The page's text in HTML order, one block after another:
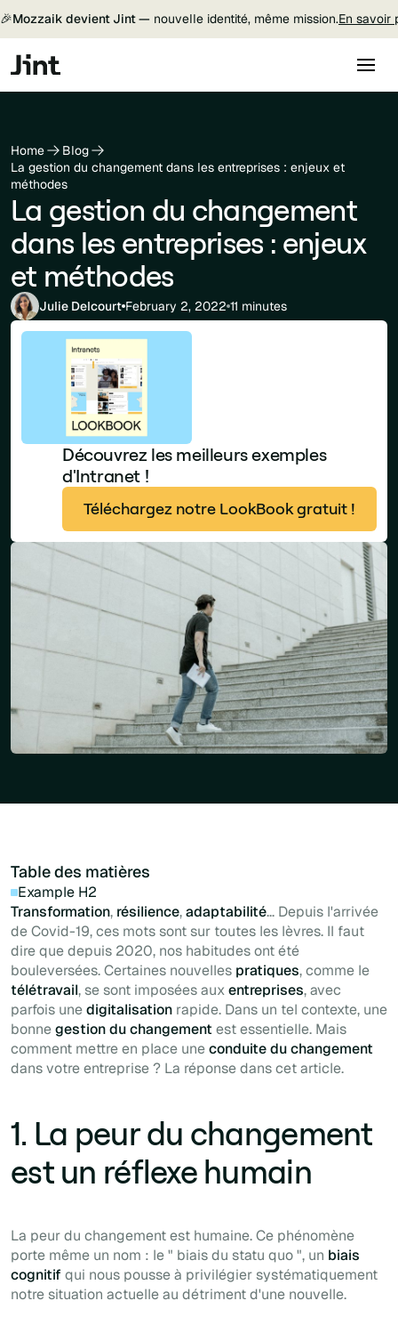
🎉Mozzaik devient Jint — nouvelle identité, même mission.En savoir
Home
Blog
La gestion du changement dans les entreprises : enjeux et
méthodes
La gestion du changement
dans les entreprises : enjeux
et méthodes
Julie Delcourt February 2, 2022 11 minutes
Découvrez les meilleurs exemples
d'Intranet !
Téléchargez notre LookBook gratuit !
Table des matières
Example H2
Transformation, résilience,adaptabilité... Depuis l'arrivée
de Covid-19, ces mots sont sur toutes les lèvres. Il faut
dire que depuis 2020, nos habitudes ont été
bouleversées. Certaines nouvelles pratiques, comme le
télétravail, se sont imposées auxentreprises, avec
parfois unedigitalisation rapide. Dans un tel contexte, une
bonnegestion du changement est essentielle. Mais
comment mettre en place uneconduite du changement
dans votre entreprise ? La réponse dans cet article.
1. La peur du changement
est un réflexe humain
La peur du changement est humaine. Ce phénomène
porte même un nom : le " biais du statu quo", un biais
cognitif qui nous pousse à privilégier systématiquement
notre situation actuelle au détriment d'une nouvelle.